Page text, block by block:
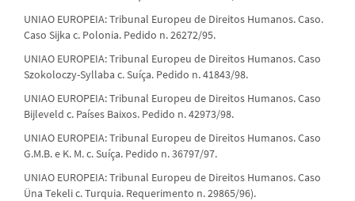
UNIAO EUROPEIA: Tribunal Europeu de Direitos Humanos. Caso.
Caso Sijka c. Polonia. Pedido n. 26272/95.
UNIAO EUROPEIA: Tribunal Europeu de Direitos Humanos. Caso
Szokoloczy-Syllaba c. Suíça. Pedido n. 41843/98.
UNIAO EUROPEIA: Tribunal Europeu de Direitos Humanos. Caso
Bijleveld c. Países Baixos. Pedido n. 42973/98.
UNIAO EUROPEIA: Tribunal Europeu de Direitos Humanos. Caso
G.M.B. e K. M. c. Suíça. Pedido n. 36797/97.
UNIAO EUROPEIA: Tribunal Europeu de Direitos Humanos. Caso
Üna Tekeli c. Turquia. Requerimento n. 29865/96).